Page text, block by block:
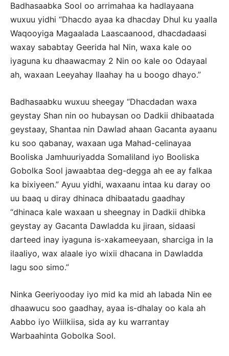
Badhasaabka Sool oo arrimahaa ka hadlayaana
wuxuu yidhi “Dhacdo ayaa ka dhacday Dhul ku yaalla
Waqooyiga Magaalada Laascaanood, dhacdadaasi
waxay sababtay Geerida hal Nin, waxa kale oo
iyaguna ku dhaawacmay 2 Nin oo kale oo Odayaal
ah, waxaan Leeyahay Ilaahay ha u boogo dhayo.”
Badhasaabku wuxuu sheegay “Dhacdadan waxa
geystay Shan nin oo hubaysan oo Dadkii dhibaatada
geystaay, Shantaa nin Dawlad ahaan Gacanta ayaanu
ku soo qabanay, waxaan uga Mahad-celinayaa
Booliska Jamhuuriyadda Somaliland iyo Booliska
Gobolka Sool jawaabtaa deg-degga ah ee ay falkaa
ka bixiyeen.” Ayuu yidhi, waxaanu intaa ku daray oo
uu baaq u diray dhinaca dhibaatadu gaadhay
“dhinaca kale waxaan u sheegnay in Dadkii dhibka
geystay ay Gacanta Dawladda ku jiraan, sidaasi
darteed inay iyaguna is-xakameeyaan, sharciga in la
ilaaliyo, wax alaale iyo wixii dhacana in Dawladda
lagu soo simo.”
Ninka Geeriyooday iyo mid ka mid ah labada Nin ee
dhaawucu soo gaadhay, ayaa is-dhalay oo kala ah
Aabbo iyo Wiilkiisa, sida ay ku warrantay
Warbaahinta Gobolka Sool.